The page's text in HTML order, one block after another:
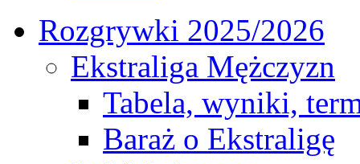
Rozgrywki 2025/2026
Ekstraliga Mężczyzn
Tabela, wyniki,
Baraż o Ekstraligę